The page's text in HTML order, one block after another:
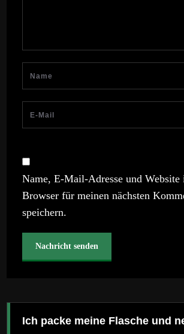
Name, E-Mail-Adresse und Website
Browser für meinen nächsten
speichern.
Ich packe meine Flasche und